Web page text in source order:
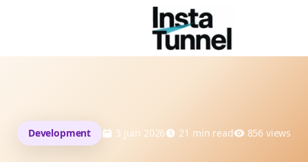
Development 3 juin 2026 21 min read 856 views